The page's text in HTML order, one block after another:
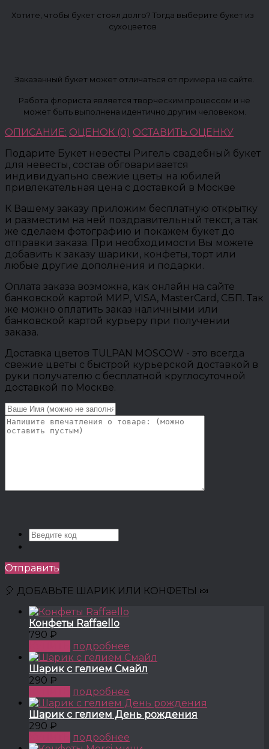
Хотите, чтобы букет стоял долго? Тогда выберите букет из
сухоцветов
Заказанный букет может отличаться от примера на сайте.
Работа флориста является творческим процессом и не
может быть выполнена идентично другим человеком.
ОПИСАНИЕ: ОЦЕНОК (0) ОСТАВИТЬ ОЦЕНКУ
Подарите Букет невесты Ригель свадебный букет
для невесты, состав обговаривается
индивидуально свежие цветы на юбилей
привлекательная цена с доставкой в Москве
К Вашему заказу приложим бесплатную открытку
и разместим на ней поздравительный текст, а так
же сделаем фотографию и покажем букет до
отправки заказа. При необходимости Вы можете
добавить к заказу шарики, конфеты, торт или
любые другие дополнения и подарки.
Оплата заказа возможна, как онлайн на сайте
банковской картой МИР, VISA, MasterCard, СБП. Так
же можно оплатить заказ наличными или
банковской картой курьеру при получении
заказа.
Доставка цветов TULPAN MOSCOW - это всегда
свежие цветы с быстрой курьерской доставкой в
руки получателю с бесплатной круглосуточной
доставкой по Москве.
Отправить
🎈 ДОБАВЬТЕ ШАРИК ИЛИ КОНФЕТЫ 🍬
Конфеты Raffaello
790 ₽
подробнее
Шарик с гелием Смайл
290 ₽
подробнее
Шарик с гелием День рождения
290 ₽
подробнее